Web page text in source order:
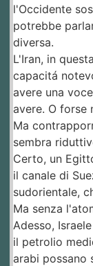
l'Occidente
potrebbe
diversa.
L'Iran, in
capacitá
avere una
avere. O forse
Ma
sembra
Certo, un
il canale di
sudorientale,
Ma senza
Adesso,
il petrolio
arabi possano